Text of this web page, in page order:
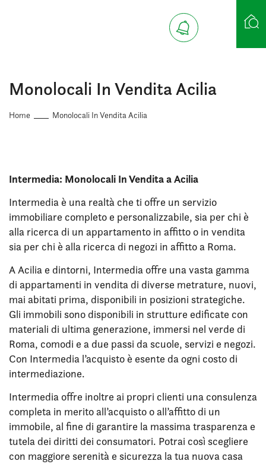
Monolocali In Vendita Acilia
Home Monolocali In Vendita Acilia
Intermedia: Monolocali In Vendita a Acilia
Intermedia è una realtà che ti offre un servizio
immobiliare completo e personalizzabile, sia per chi è
alla ricerca di un appartamento in affitto o in vendita
sia per chi è alla ricerca di negozi in affitto a Roma.
A Acilia e dintorni, Intermedia offre una vasta gamma
di appartamenti in vendita di diverse metrature, nuovi,
mai abitati prima, disponibili in posizioni strategiche.
Gli immobili sono disponibili in strutture edificate con
materiali di ultima generazione, immersi nel verde di
Roma, comodi e a due passi da scuole, servizi e negozi.
Con Intermedia l’acquisto è esente da ogni costo di
intermediazione.
Intermedia offre inoltre ai propri clienti una consulenza
completa in merito all’acquisto o all’affitto di un
immobile, al fine di garantire la massima trasparenza e
tutela dei diritti dei consumatori. Potrai così scegliere
con maggiore serenità e sicurezza la tua nuova casa